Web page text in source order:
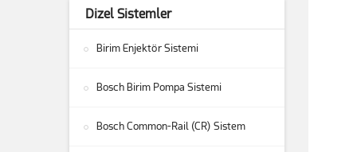
Dizel Sistemler
Birim Enjektör Sistemi
Bosch Birim Pompa Sistemi
Bosch Common-Rail (CR) Sistem